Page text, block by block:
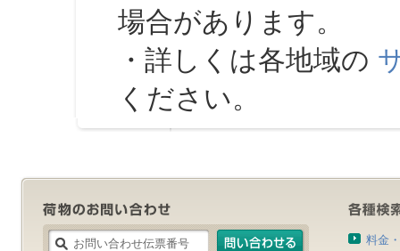
場合があります。
・詳しくは各地域の
ください。
料金